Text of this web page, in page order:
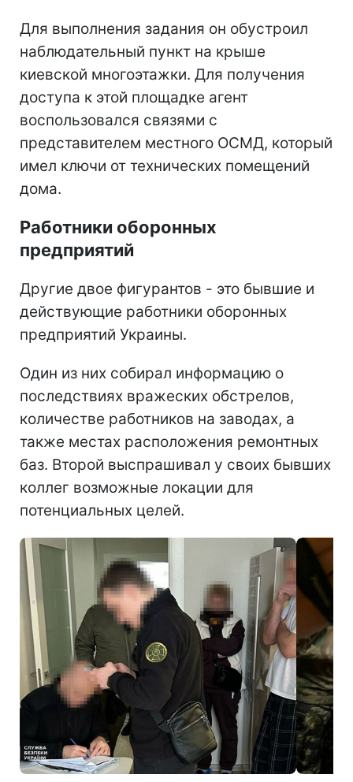
Для выполнения задания он обустроил
наблюдательный пункт на крыше
киевской многоэтажки. Для получения
доступа к этой площадке агент
воспользовался связями с
представителем местного ОСМД, который
имел ключи от технических помещений
дома.
Работники оборонных
предприятий
Другие двое фигурантов - это бывшие и
действующие работники оборонных
предприятий Украины.
Один из них собирал информацию о
последствиях вражеских обстрелов,
количестве работников на заводах, а
также местах расположения ремонтных
баз. Второй выспрашивал у своих бывших
коллег возможные локации для
потенциальных целей.